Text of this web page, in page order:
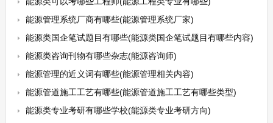
能源管理系统厂商有哪些(能源管理系统厂家)
能源类国企笔试题目有哪些(能源类国企笔试题目有哪些内容)
能源类咨询刊物有哪些杂志(能源咨询师)
能源管理的近义词有哪些(能源管理相关内容)
能源管道施工工艺有哪些(能源管道施工工艺有哪些类型)
能源类专业考研有哪些学校(能源类专业考研方向)